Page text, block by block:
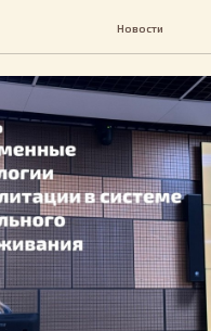
Новости